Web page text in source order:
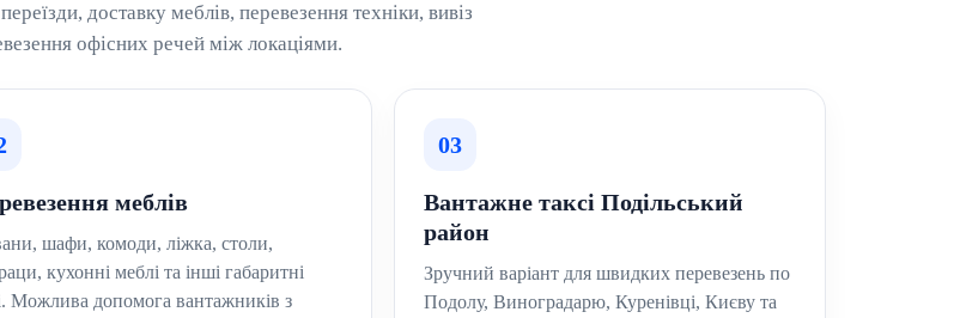
доставку меблів, перевезення техніки, вивіз
офісних речей між локаціями.
меблів
шафи, комоди, ліжка, столи,
кухонні меблі та інші габаритні
Можлива допомога вантажників з
03
Вантажне таксі Подільський
район
Зручний варіант для швидких перевезень по
Подолу, Виноградарю, Куренівці, Києву та